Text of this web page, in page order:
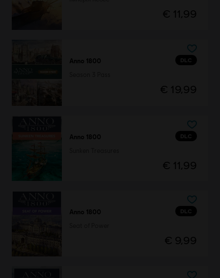
€ 11,99
DLC
Anno 1800
€ 19,99
DLC
Anno 1800
€ 11,99
DLC
Anno 1800
€ 9,99